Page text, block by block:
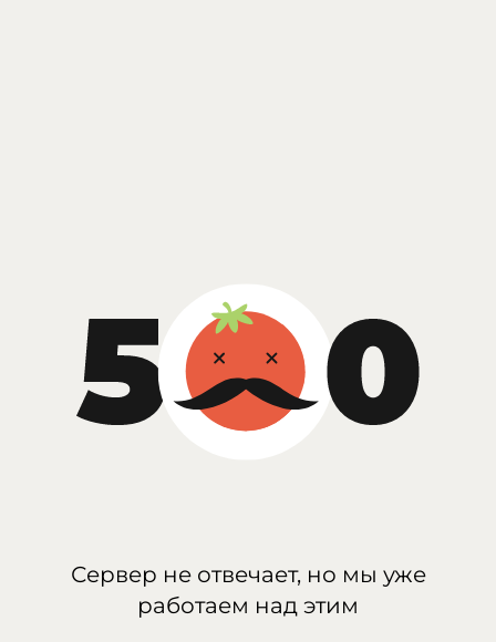
Сервер не отвечает, но мы уже
работаем над этим